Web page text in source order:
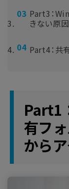
Part3：
きない原
Part4：共
Part1
有フ
から